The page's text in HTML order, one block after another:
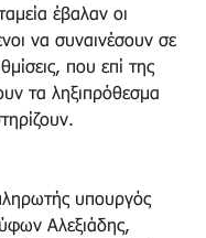
έβαλαν οι
να συναινέσουν σε
που επί της
τα ληξιπρόθεσμα
υπουργός
Αλεξιάδης,